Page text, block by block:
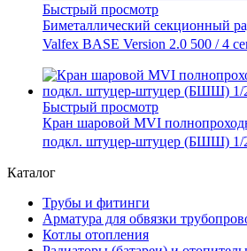
Быстрый просмотр
Биметаллический секционный
Valfex BASE Version 2.0 500 / 4
Быстрый просмотр
Кран шаровой MVI
подкл. штуцер-штуцер (БШШ) 1/
Каталог
Трубы и фитинги
Арматура для обвязки
Котлы отопления